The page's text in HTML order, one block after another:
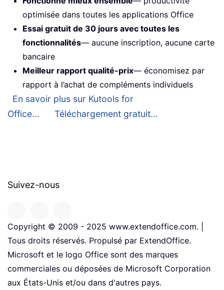
optimisée dans toutes les applications Office
Essai gratuit de 30 jours avec toutes les
fonctionnalités— aucune inscription, aucune carte
bancaire
Meilleur rapport qualité-prix— économisez par
rapport à l’achat de compléments individuels
En savoir plus sur Kutools for
Office...
Téléchargement gratuit…
Suivez-nous
Copyright © 2009 - 2025 www.extendoffice.com. |
Tous droits réservés. Propulsé par ExtendOffice.
Microsoft et le logo Office sont des marques
commerciales ou déposées de Microsoft Corporation
aux États-Unis et/ou dans d'autres pays.